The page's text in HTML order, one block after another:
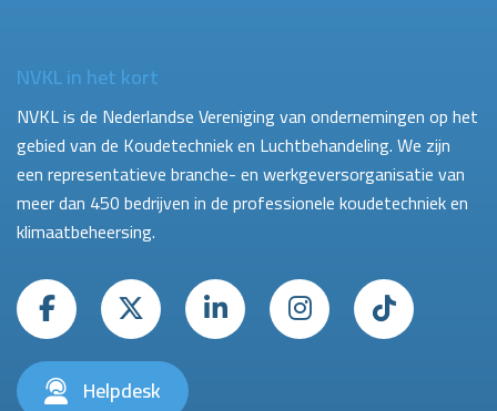
NVKL in het kort
NVKL is de Nederlandse Vereniging van ondernemingen op het
gebied van de Koudetechniek en Luchtbehandeling. We zijn
een representatieve branche- en werkgeversorganisatie van
meer dan 450 bedrijven in de professionele koudetechniek en
klimaatbeheersing.
Helpdesk